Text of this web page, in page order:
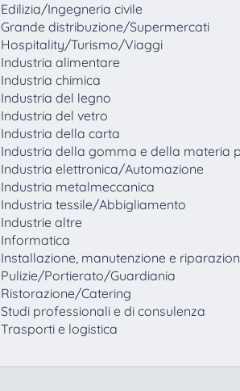
Edilizia/Ingegneria civile
Grande distribuzione/Supermercati
Hospitality/Turismo/Viaggi
Industria alimentare
Industria chimica
Industria del legno
Industria del vetro
Industria della carta
Industria della gomma e della materia
Industria elettronica/Automazione
Industria metalmeccanica
Industria tessile/Abbigliamento
Industrie altre
Informatica
Installazione, manutenzione e
Pulizie/Portierato/Guardiania
Ristorazione/Catering
Studi professionali e di consulenza
Trasporti e logistica